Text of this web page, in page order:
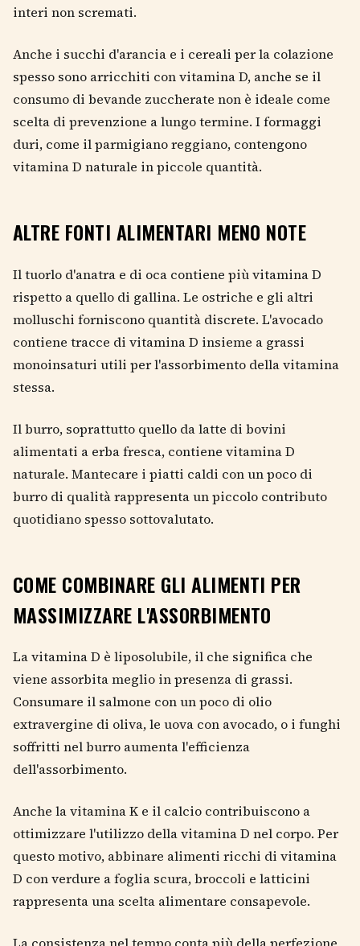
interi non scremati.
Anche i succhi d'arancia e i cereali per la colazione
spesso sono arricchiti con vitamina D, anche se il
consumo di bevande zuccherate non è ideale come
scelta di prevenzione a lungo termine. I formaggi
duri, come il parmigiano reggiano, contengono
vitamina D naturale in piccole quantità.
ALTRE FONTI ALIMENTARI MENO NOTE
Il tuorlo d'anatra e di oca contiene più vitamina D
rispetto a quello di gallina. Le ostriche e gli altri
molluschi forniscono quantità discrete. L'avocado
contiene tracce di vitamina D insieme a grassi
monoinsaturi utili per l'assorbimento della vitamina
stessa.
Il burro, soprattutto quello da latte di bovini
alimentati a erba fresca, contiene vitamina D
naturale. Mantecare i piatti caldi con un poco di
burro di qualità rappresenta un piccolo contributo
quotidiano spesso sottovalutato.
COME COMBINARE GLI ALIMENTI PER
MASSIMIZZARE L'ASSORBIMENTO
La vitamina D è liposolubile, il che significa che
viene assorbita meglio in presenza di grassi.
Consumare il salmone con un poco di olio
extravergine di oliva, le uova con avocado, o i funghi
soffritti nel burro aumenta l'efficienza
dell'assorbimento.
Anche la vitamina K e il calcio contribuiscono a
ottimizzare l'utilizzo della vitamina D nel corpo. Per
questo motivo, abbinare alimenti ricchi di vitamina
D con verdure a foglia scura, broccoli e latticini
rappresenta una scelta alimentare consapevole.